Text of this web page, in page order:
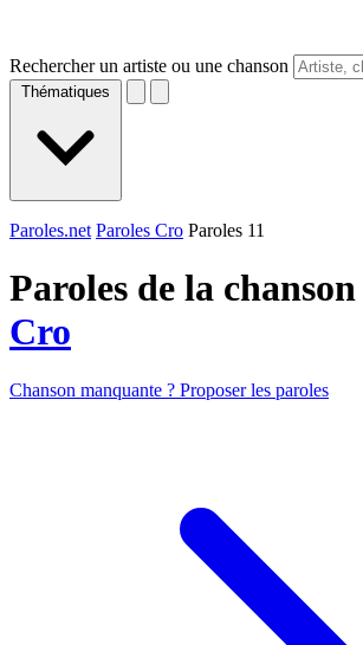
Rechercher un artiste ou une chanson
Thématiques
Paroles.net Paroles Cro Paroles 11
Paroles de la
Cro
Chanson manquante ? Proposer les paroles